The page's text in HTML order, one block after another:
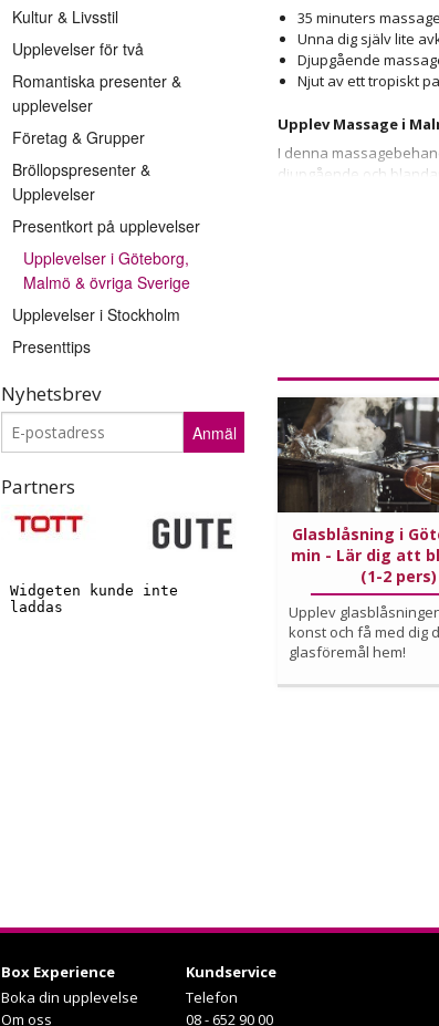
Kultur & Livsstil
Upplevelser för två
Romantiska presenter &
upplevelser
Företag & Grupper
Bröllopspresenter &
Upplevelser
Presentkort på upplevelser
Upplevelser i Göteborg,
Malmö & övriga Sverige
Upplevelser i Stockholm
Presenttips
Nyhetsbrev
Anmäl
Partners
35 minuters
Unna dig själv lite
Djupgående
Njut av ett tropiskt
Upplev Massage i
I denna
djupgående och
Glasblåsning i
min - Lär dig att
(1-2 pers)
Upplev
konst och få med dig
glasföremål hem!
Box Experience
Boka din upplevelse
Om oss
Kundservice
Telefon
08 - 652 90 00